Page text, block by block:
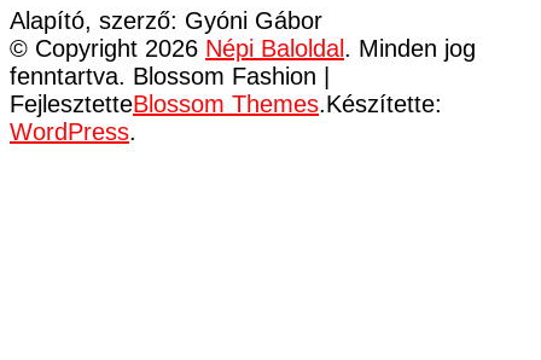
Alapító, szerző: Gyóni Gábor
© Copyright 2026 Népi Baloldal . Minden jog
fenntartva. Blossom Fashion |
FejlesztetteBlossom Themes.Készítette:
WordPress.